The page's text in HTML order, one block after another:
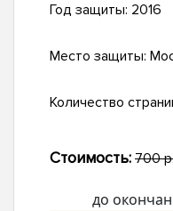
Год защиты: 2016
Место защиты:
Количество
Стоимость: 700
до